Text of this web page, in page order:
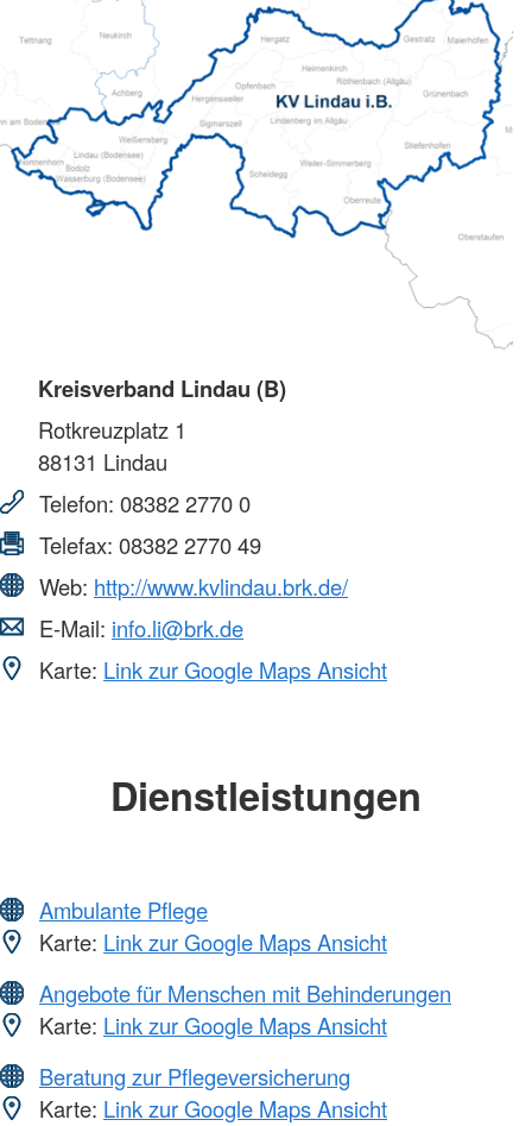
Kreisverband Lindau (B)
Rotkreuzplatz 1
88131 Lindau
Telefon: 08382 2770 0
Telefax: 08382 2770 49
Web: http://www.kvlindau.brk.de/
E-Mail: info.li@brk.de
Karte: Link zur Google Maps Ansicht
Dienstleistungen
Ambulante Pflege
Karte: Link zur Google Maps Ansicht
Angebote für Menschen mit Behinderungen
Karte: Link zur Google Maps Ansicht
Beratung zur Pflegeversicherung
Karte: Link zur Google Maps Ansicht